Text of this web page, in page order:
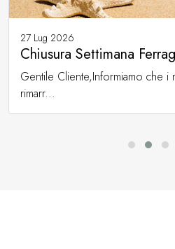
27 Lug 2026
Chiusura Settimana
Gentile Cliente,Informiamo che
rimarr...